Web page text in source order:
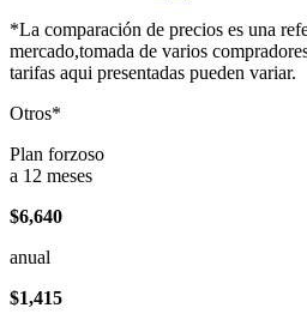
*La comparación de precios es una
mercado,tomada de varios
tarifas aqui presentadas pueden variar.
Otros*
Plan forzoso
a 12 meses
$6,640
anual
$1,415